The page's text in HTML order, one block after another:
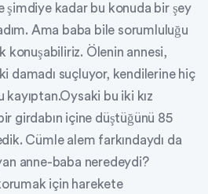
şimdiye kadar bu konuda bir şey
Ama baba bile sorumluluğu
konuşabiliriz. Ölenin annesi,
damadı suçluyor, kendilerine hiç
kayıptan.Oysaki bu iki kız
girdabın içine düştüğünü 85
Cümle alem farkındaydı da
anne-baba neredeydi?
için harekete